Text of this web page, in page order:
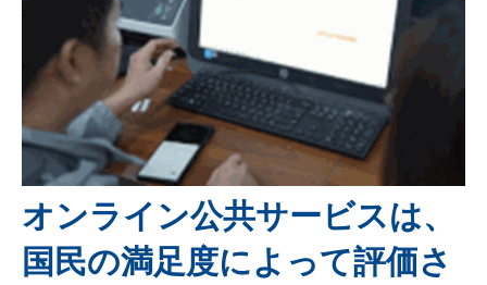
オンライン公共サービスは、
国民の満足度によって評価さ